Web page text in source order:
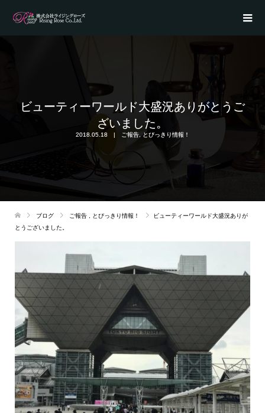
ビューティーワールド大盛況ありがとうご
ざいました。
2018.05.18 ご報告, とびっきり情報！
ブログ ご報告 とびっきり情報！
ビューティーワールド大盛況ありが
とうございました。